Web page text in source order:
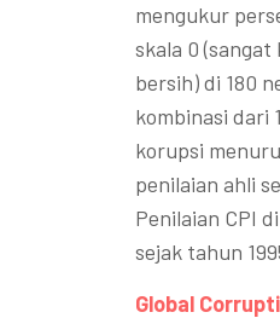
mengukur
skala 0 (sangat
bersih) di 180
kombinasi dari
korupsi
penilaian ahli
Penilaian CPI
sejak tahun
Global